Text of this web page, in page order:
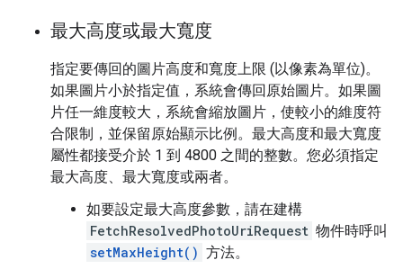
最大高度或最大寬度
指定要傳回的圖片高度和寬度上限 (以像素為單位)。
如果圖片小於指定值，系統會傳回原始圖片。如果圖
片任一維度較大，系統會縮放圖片，使較小的維度符
合限制，並保留原始顯示比例。最大高度和最大寬度
屬性都接受介於 1 到 4800 之間的整數。您必須指定
最大高度、最大寬度或兩者。
如要設定最大高度參數，請在建構
FetchResolvedPhotoUriRequest 物件時呼叫
setMaxHeight() 方法。